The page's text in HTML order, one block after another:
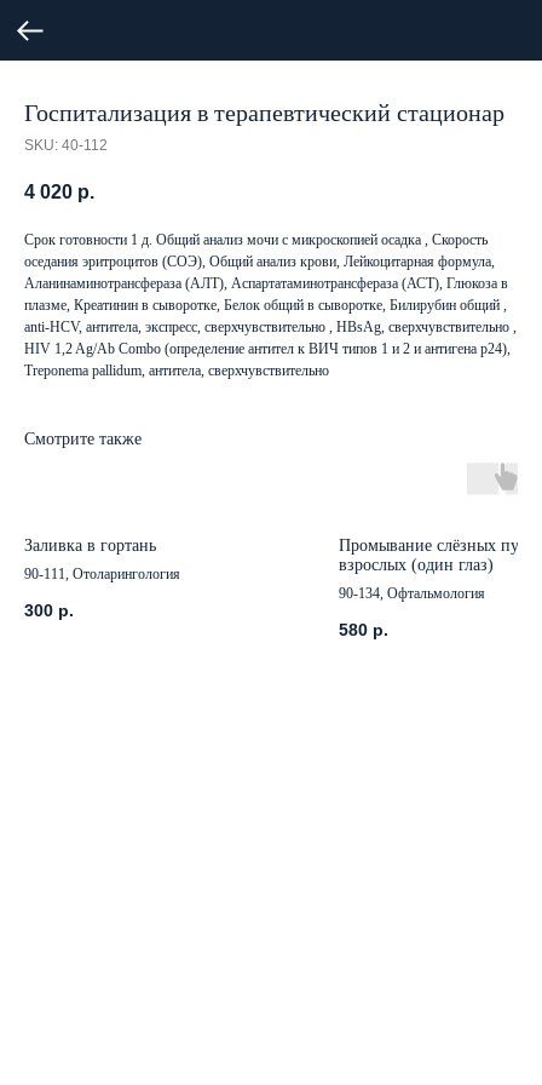
Госпитализация в терапевтический стационар
SKU: 40-112
4 020 р.
Срок готовности 1 д. Общий анализ мочи с микроскопией осадка , Скорость
оседания эритроцитов (СОЭ), Общий анализ крови, Лейкоцитарная формула,
Аланинаминотрансфераза (АЛТ), Аспартатаминотрансфераза (АСТ), Глюкоза в
плазме, Креатинин в сыворотке, Белок общий в сыворотке, Билирубин общий ,
anti-HCV, антитела, экспресс, сверхчувствительно , HBsAg, сверхчувствительно ,
HIV 1,2 Ag/Ab Combo (определение антител к ВИЧ типов 1 и 2 и антигена p24),
Treponema pallidum, антитела, сверхчувствительно
Смотрите также
Заливка в гортань
90-111, Отоларингология
300 р.
Промывание слёзных
взрослых (один глаз)
90-134, Офтальмология
580 р.